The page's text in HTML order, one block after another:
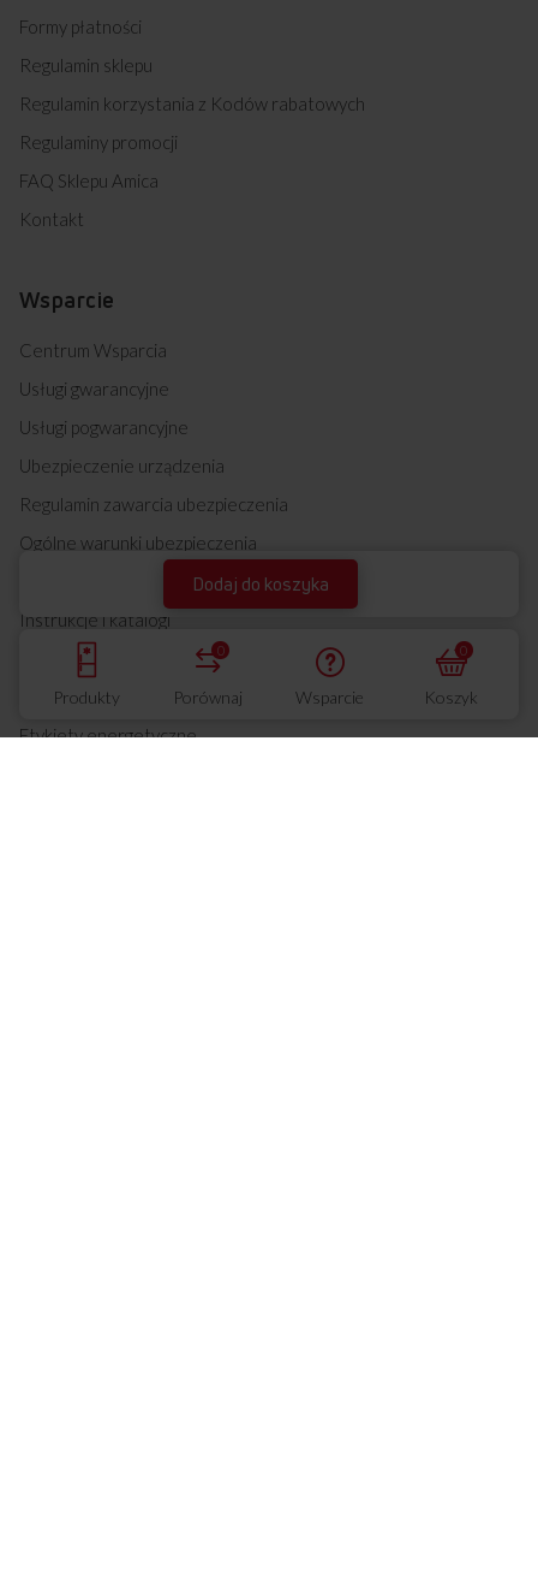
Produkty Porównaj
0
Wsparcie Koszyk
0
Dodaj do koszyka
Formy płatności
Regulamin sklepu
Regulamin korzystania z Kodów rabatowych
Regulaminy promocji
FAQ Sklepu Amica
Kontakt
Wsparcie
Centrum Wsparcia
Usługi gwarancyjne
Usługi pogwarancyjne
Ubezpieczenie urządzenia
Regulamin zawarcia ubezpieczenia
Ogólne warunki ubezpieczenia
Instrukcje i katalogi
Warunki gwarancji
Etykiety energetyczne